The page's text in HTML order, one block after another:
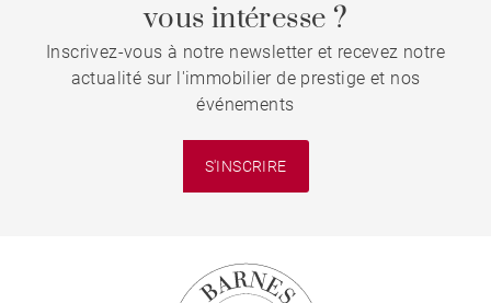
vous intéresse ?
Inscrivez-vous à notre newsletter et recevez notre
actualité sur l'immobilier de prestige et nos
événements
S'INSCRIRE